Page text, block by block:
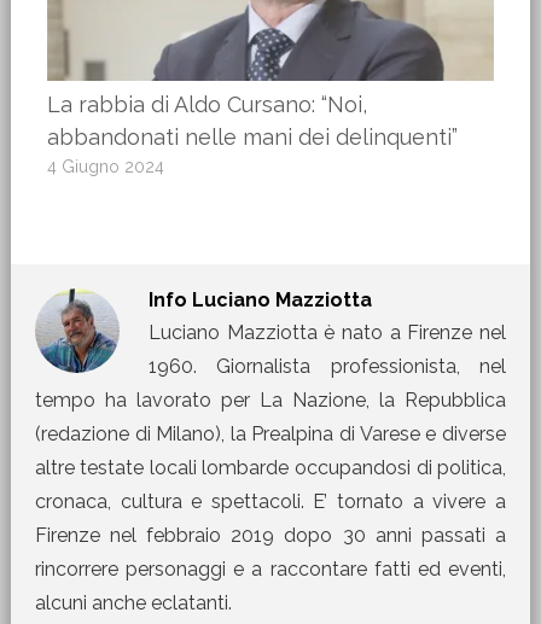
La rabbia di Aldo Cursano: “Noi,
abbandonati nelle mani dei delinquenti”
4 Giugno 2024
Info Luciano Mazziotta
Luciano Mazziotta è nato a Firenze nel
1960. Giornalista professionista, nel
tempo ha lavorato per La Nazione, la Repubblica
(redazione di Milano), la Prealpina di Varese e diverse
altre testate locali lombarde occupandosi di politica,
cronaca, cultura e spettacoli. E’ tornato a vivere a
Firenze nel febbraio 2019 dopo 30 anni passati a
rincorrere personaggi e a raccontare fatti ed eventi,
alcuni anche eclatanti.